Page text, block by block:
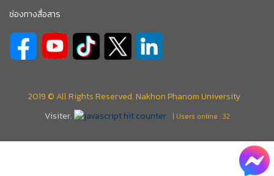
ช่องทางสื่อสาร
2019 © All Rights Reserved. Nakhon Phanom University
Visiter.
| Users online : 32